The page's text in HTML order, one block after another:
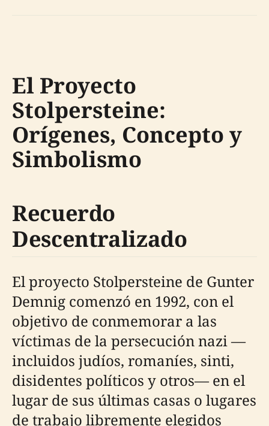
El Proyecto
Stolpersteine:
Orígenes, Concepto y
Simbolismo
Recuerdo
Descentralizado
El proyecto Stolpersteine de Gunter
Demnig comenzó en 1992, con el
objetivo de conmemorar a las
víctimas de la persecución nazi —
incluidos judíos, romaníes, sinti,
disidentes políticos y otros— en el
lugar de sus últimas casas o lugares
de trabajo libremente elegidos